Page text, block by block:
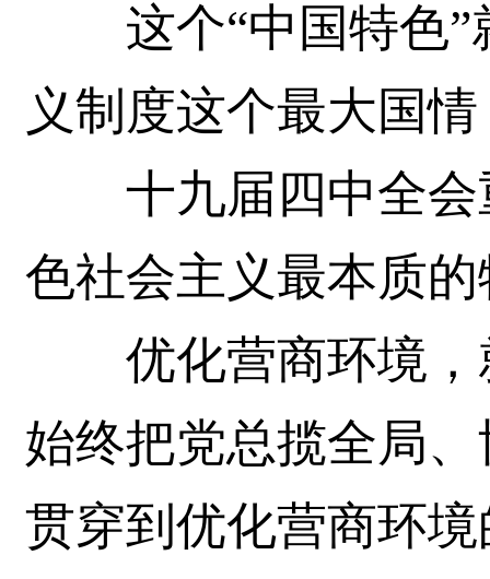
这个“中国特色”
义制度这个最大国
十九届四中全会
色社会主义最本质
优化营商环境，
始终把党总揽全局
贯穿到优化营商环